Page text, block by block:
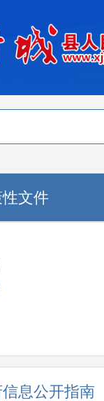
文件
息公开指南